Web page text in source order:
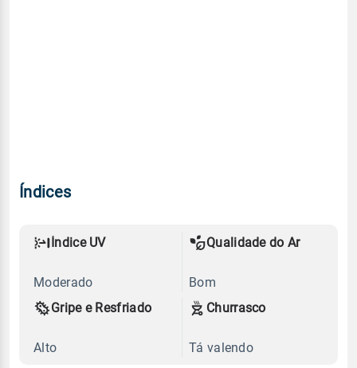
Índices
Índice UV
Moderado
Qualidade do Ar
Bom
Gripe e Resfriado
Alto
Churrasco
Tá valendo